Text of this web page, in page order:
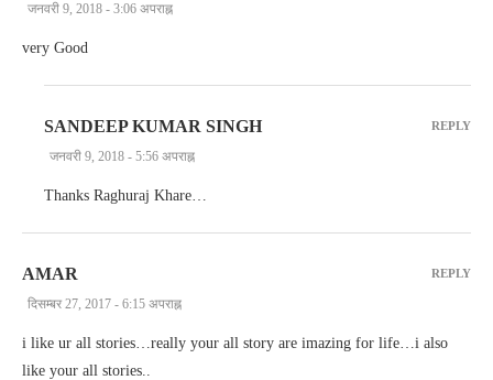
जनवरी 9, 2018 - 3:06 अपराह्न
very Good
SANDEEP KUMAR SINGH
जनवरी 9, 2018 - 5:56 अपराह्न
Thanks Raghuraj Khare…
REPLY
AMAR
दिसम्बर 27, 2017 - 6:15 अपराह्न
i like ur all stories…really your all story are imazing for life…i also
like your all stories..
REPLY